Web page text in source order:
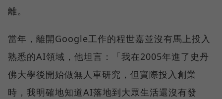
離。
當年，離開Google工作的程世嘉並沒有馬上投入
熟悉的AI領域，他坦言：「我在2005年進了史丹
佛大學後開始做無人車研究，但實際投入創業
時，我明確地知道AI落地到大眾生活還沒有發